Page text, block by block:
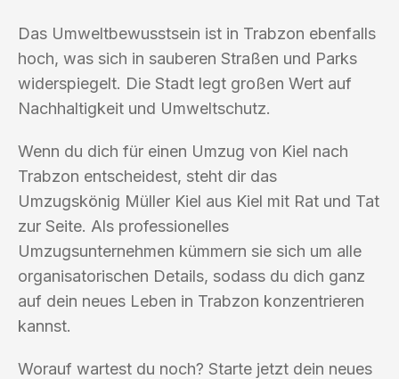
Das Umweltbewusstsein ist in Trabzon ebenfalls
hoch, was sich in sauberen Straßen und Parks
widerspiegelt. Die Stadt legt großen Wert auf
Nachhaltigkeit und Umweltschutz.
Wenn du dich für einen Umzug von Kiel nach
Trabzon entscheidest, steht dir das
Umzugskönig Müller Kiel aus Kiel mit Rat und Tat
zur Seite. Als professionelles
Umzugsunternehmen kümmern sie sich um alle
organisatorischen Details, sodass du dich ganz
auf dein neues Leben in Trabzon konzentrieren
kannst.
Worauf wartest du noch? Starte jetzt dein neues